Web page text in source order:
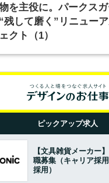
を主役に。パークス
残して磨く”リニュー
クト（1）
ピックアップ求人
【文具雑貨メーカー
職募集（キャリア採
採用）